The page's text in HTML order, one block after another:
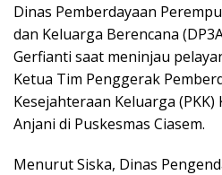
Dinas Pemberdayaan
dan Keluarga Berencana
Gerfianti saat meninjau
Ketua Tim Penggerak
Kesejahteraan Keluarga
Anjani di Puskesmas Ciasem.
Menurut Siska, Dinas